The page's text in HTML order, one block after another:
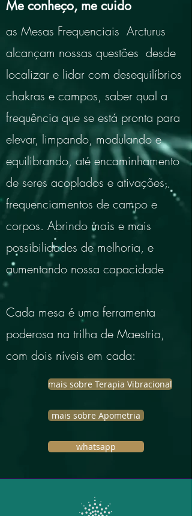
Me conheço, me cuido
as Mesas Frequenciais Arcturus
alcançam nossas questões desde
localizar e lidar com desequilíbrios
chakras e campos, saber qual a
frequência que se está pronta para
elevar, limpando, modulando e
equilibrando, até encaminhamento
de seres acoplados e ativações,
frequenciamentos de campo e
corpos. Abrindo mais e mais
possibilidades de melhoria, e
aumentando nossa capacidade
Cada mesa é uma ferramenta
poderosa na trilha de Maestria,
com dois níveis em cada:
mais sobre Terapia Vibracional
mais sobre Apometria
whatsapp